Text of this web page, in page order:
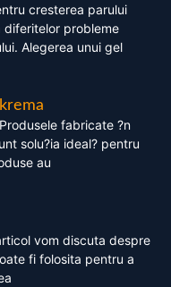
cresterea parului
diferitelor probleme
Alegerea unui gel
fabricate ?n
solu?ia ideal? pentru
au
vom discuta despre
fi folosita pentru a